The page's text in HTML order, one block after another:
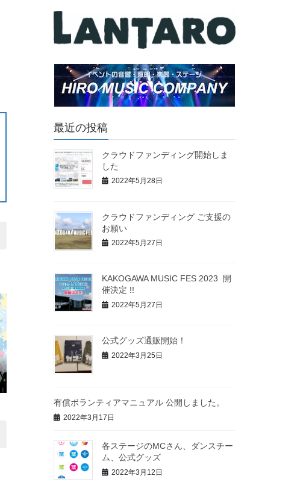
最近の投稿
クラウドファンディング開始しま
した
2022年5月28日
クラウドファンディング ご支援の
お願い
2022年5月27日
KAKOGAWA MUSIC FES 2023 開
催決定 !!
2022年5月27日
公式グッズ通販開始！
2022年3月25日
有償ボランティアマニュアル 公開しました。
2022年3月17日
各ステージのMCさん、ダンスチー
ム、公式グッズ
2022年3月12日